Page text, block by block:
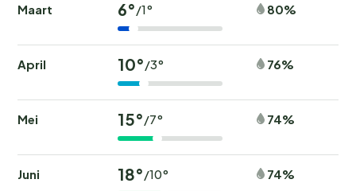
Maart 6°/1° 80%
April 10°/3° 76%
Mei 15°/7° 74%
Juni 18°/10° 74%